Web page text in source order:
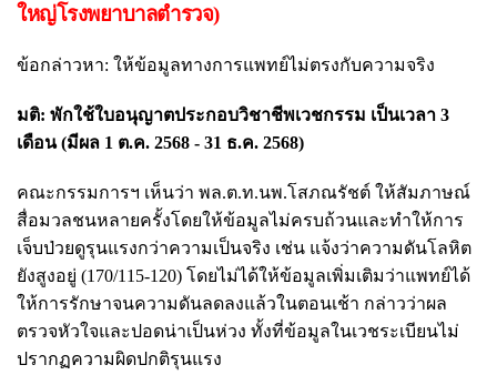
ใหญ่โรงพยาบาลตำรวจ)
ข้อกล่าวหา: ให้ข้อมูลทางการแพทย์ไม่ตรงกับความจริง
มติ: พักใช้ใบอนุญาตประกอบวิชาชีพเวชกรรม เป็นเวลา 3
เดือน (มีผล 1 ต.ค. 2568 - 31 ธ.ค. 2568)
คณะกรรมการฯ เห็นว่า พล.ต.ท.นพ.โสภณรัชต์ ให้สัมภาษณ์
สื่อมวลชนหลายครั้งโดยให้ข้อมูลไม่ครบถ้วนและทำให้การ
เจ็บป่วยดูรุนแรงกว่าความเป็นจริง เช่น แจ้งว่าความดันโลหิต
ยังสูงอยู่ (170/115-120) โดยไม่ได้ให้ข้อมูลเพิ่มเติมว่าแพทย์ได้
ให้การรักษาจนความดันลดลงแล้วในตอนเช้า กล่าวว่าผล
ตรวจหัวใจและปอดน่าเป็นห่วง ทั้งที่ข้อมูลในเวชระเบียนไม่
ปรากฏความผิดปกติรุนแรง